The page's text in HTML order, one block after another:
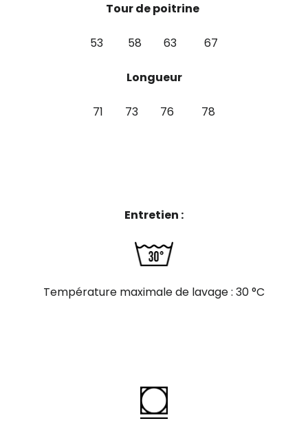
Tour de poitrine
53 58 63 67
Longueur
71 73 76 78
Entretien :
Température maximalede lavage : 30 °C